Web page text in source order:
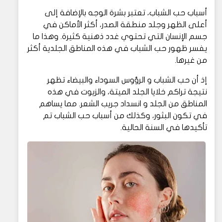
أسباب حب الشباب، تعتبر بشرة الوجه بالإضافة إلى
أعلى الظهر وجلد منطقة الصدر، أكثر الأماكن في
جسم الإنسان التي تحتوي غدد ذهنية كثيرة. وهذا ما
يفسر ظهور حب الشباب في هذه المناطق الجلدية أكثر
من غيرها.
إذ أن حب الشباب و الرؤوس السوداء والبيضاء تظهر
نتيجة تراكم خلايا الجلد الميتة، والزيوت في هذه
المناطق من الجلد و انسداد جريب الشعر. مما يساهم
في تكون البثور، وكذلك من أسباب حب الشباب تم
تأكيدها في السنة الحالية.